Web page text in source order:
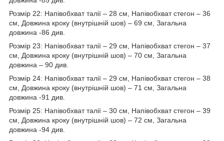
Розмір 22: Напівобхват талії – 28 см, Напівобхват стегон – 36
см, Довжина кроку (внутрішній шов) – 69 см, Загальна
довжина -86 див.
Розмір 23: Напівобхват талії – 29 см, Напівобхват стегон – 37
см, Довжина кроку (внутрішній шов) – 70 см, Загальна
довжина – 90 див.
Розмір 24: Напівобхват талії – 29 см, Напівобхват стегон – 38
см, Довжина кроку (внутрішній шов) – 71 см, Загальна
довжина -91 див.
Розмір 25: Напівобхват талії – 30 см, Напівобхват стегон – 39
см, Довжина кроку (внутрішній шов) – 72 см, Загальна
довжина -94 див.